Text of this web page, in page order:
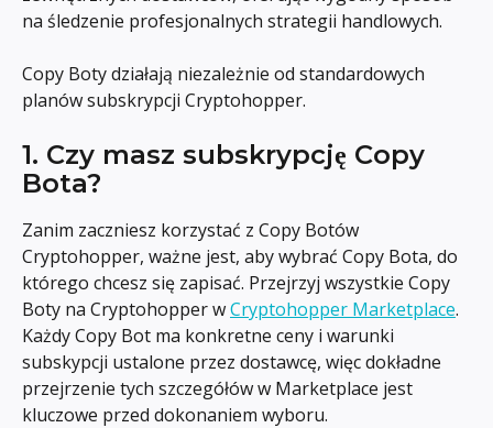
na śledzenie profesjonalnych strategii handlowych.
Copy Boty działają niezależnie od standardowych
planów subskrypcji Cryptohopper.
1. Czy masz subskrypcję Copy
Bota?
Zanim zaczniesz korzystać z Copy Botów
Cryptohopper, ważne jest, aby wybrać Copy Bota, do
którego chcesz się zapisać. Przejrzyj wszystkie Copy
Boty na Cryptohopper w Cryptohopper Marketplace.
Każdy Copy Bot ma konkretne ceny i warunki
subskypcji ustalone przez dostawcę, więc dokładne
przejrzenie tych szczegółów w Marketplace jest
kluczowe przed dokonaniem wyboru.